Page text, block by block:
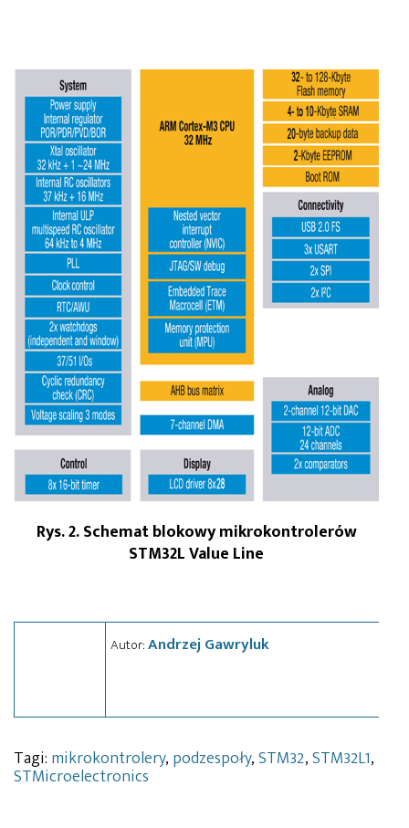
Rys. 2. Schemat blokowy mikrokontrolerów
STM32L Value Line
Autor:Andrzej Gawryluk
Tagi: mikrokontrolery, podzespoły,STM32,STM32L1,
STMicroelectronics